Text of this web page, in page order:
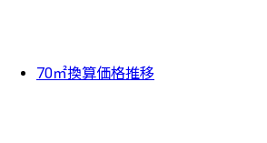
70㎡換算価格推移